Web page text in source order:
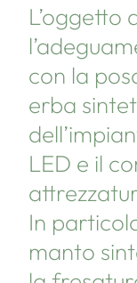
L’oggetto
con la
erba
LED e il
In
manto